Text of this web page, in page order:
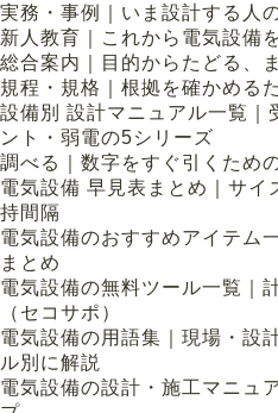
実務・事例｜いま設計する人
新人教育｜これから電気設備
総合案内｜目的からたどる、
規程・規格｜根拠を確かめる
設備別 設計マニュアル一覧｜
ント・弱電の5シリーズ
調べる｜数字をすぐ引くため
電気設備 早見表まとめ｜サイ
持間隔
電気設備のおすすめアイテム
まとめ
電気設備の無料ツール一覧｜
（セコサポ）
電気設備の用語集｜現場・設
ル別に解説
電気設備の設計・施工マニュ